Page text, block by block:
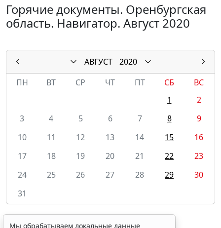
Горячие документы. Оренбургская
область. Навигатор. Август 2020
АВГУСТ
2020
ПН
ВТ СР ЧТ ПТ СБ
ВС
1
2
3
4 5 6 7 8
9
10
11 12 13 14 15
16
17
18 19 20 21 22
23
24
25 26 27 28 29
30
31
Мы обрабатываем локальные данные